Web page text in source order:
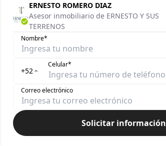
ERNESTO ROMERO DIAZ
Asesor inmobiliario de ERNESTO Y SUS
TERRENOS
Nombre*
+52
Celular*
Correo electrónico
Solicitar información